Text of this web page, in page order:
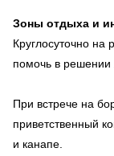
Зоны отдыха и
Круглосуточно на
помочь в решении
При встрече на
приветственный
и канапе.